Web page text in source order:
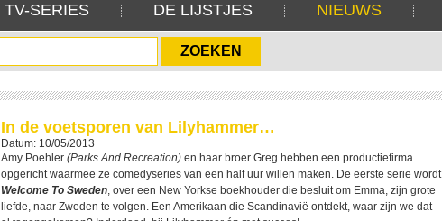
TV-SERIES DE LIJSTJES NIEUWS
In de voetsporen van Lilyhammer…
Datum: 10/05/2013
Amy Poehler (Parks And Recreation) en haar broer Greg hebben een productiefirma
opgericht waarmee ze comedyseries van een half uur willen maken. De eerste serie wordt
Welcome To Sweden, over een New Yorkse boekhouder die besluit om Emma, zijn grote
liefde, naar Zweden te volgen. Een Amerikaan die Scandinavië ontdekt, waar zijn we dat